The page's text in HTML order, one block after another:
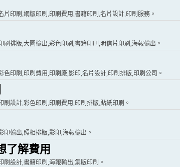
印刷,網版印刷,印刷費用,書籍印刷,名片設計,印刷服務。
排版,大圖輸出,彩色印刷,書籍印刷,明信片印刷,海報輸出。
印刷,印刷費用,印刷廠,影印,名片設計,印刷排版,印刷公司。
設計,彩色印刷,印刷費用,印刷排版,貼紙印刷。
輸出,照相排版,影印,海報輸出。
了解費用
設計,書籍印刷,海報輸出,集版印刷。